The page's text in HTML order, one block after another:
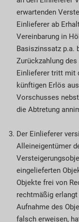
erwartenden
Einlieferer ab
Vereinbarung in
Basiszinssatz p.a.
Zurückzahlung
Einlieferer tritt mit
künftigen Erlös
Vorschusses
die Abtretung
Der Einlieferer
Alleineigentümer
eingelieferten
Objekte frei von
rechtmäßig
Aufnahme des
falsch erweisen,